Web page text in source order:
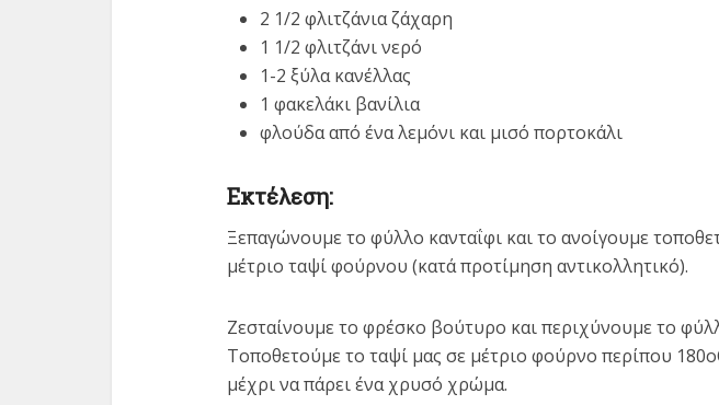
2 1/2 φλιτζάνια ζάχαρη
1 1/2 φλιτζάνι νερό
1-2 ξύλα κανέλλας
1 φακελάκι βανίλια
φλούδα από ένα λεμόνι και μισό πορτοκάλι
Εκτέλεση:
Ξεπαγώνουμε το φύλλο κανταΐφι και το ανοίγουμε
μέτριο ταψί φούρνου (κατά προτίμηση αντικολλητικό).
Ζεσταίνουμε το φρέσκο βούτυρο και περιχύνουμε το
Τοποθετούμε το ταψί μας σε μέτριο φούρνο περίπου
μέχρι να πάρει ένα χρυσό χρώμα.